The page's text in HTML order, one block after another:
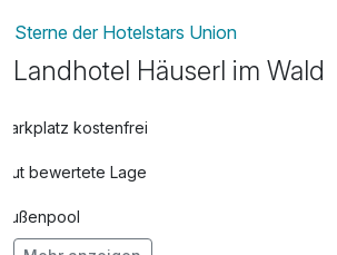
Sterne der Hotelstars Union
Landhotel Häuserl im Wald
Parkplatz kostenfrei
Gut bewertete Lage
Außenpool